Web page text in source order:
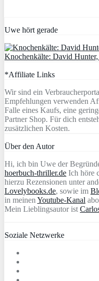
Uwe hört gerade
Knochenkälte: David
*Affiliate Links
Wir sind ein
Empfehlungen verwenden
Falle eines Kaufs, eine
Partner Shop. Für dich
zusätzlichen Kosten.
Über den Autor
Hi, ich bin Uwe der
hoerbuch-thriller.de Ich höre
hierzu Rezensionen unter
Lovelybooks.de, sowie im
in meinen Youtube-Kanal
Mein Lieblingsautor ist
Soziale Netzwerke